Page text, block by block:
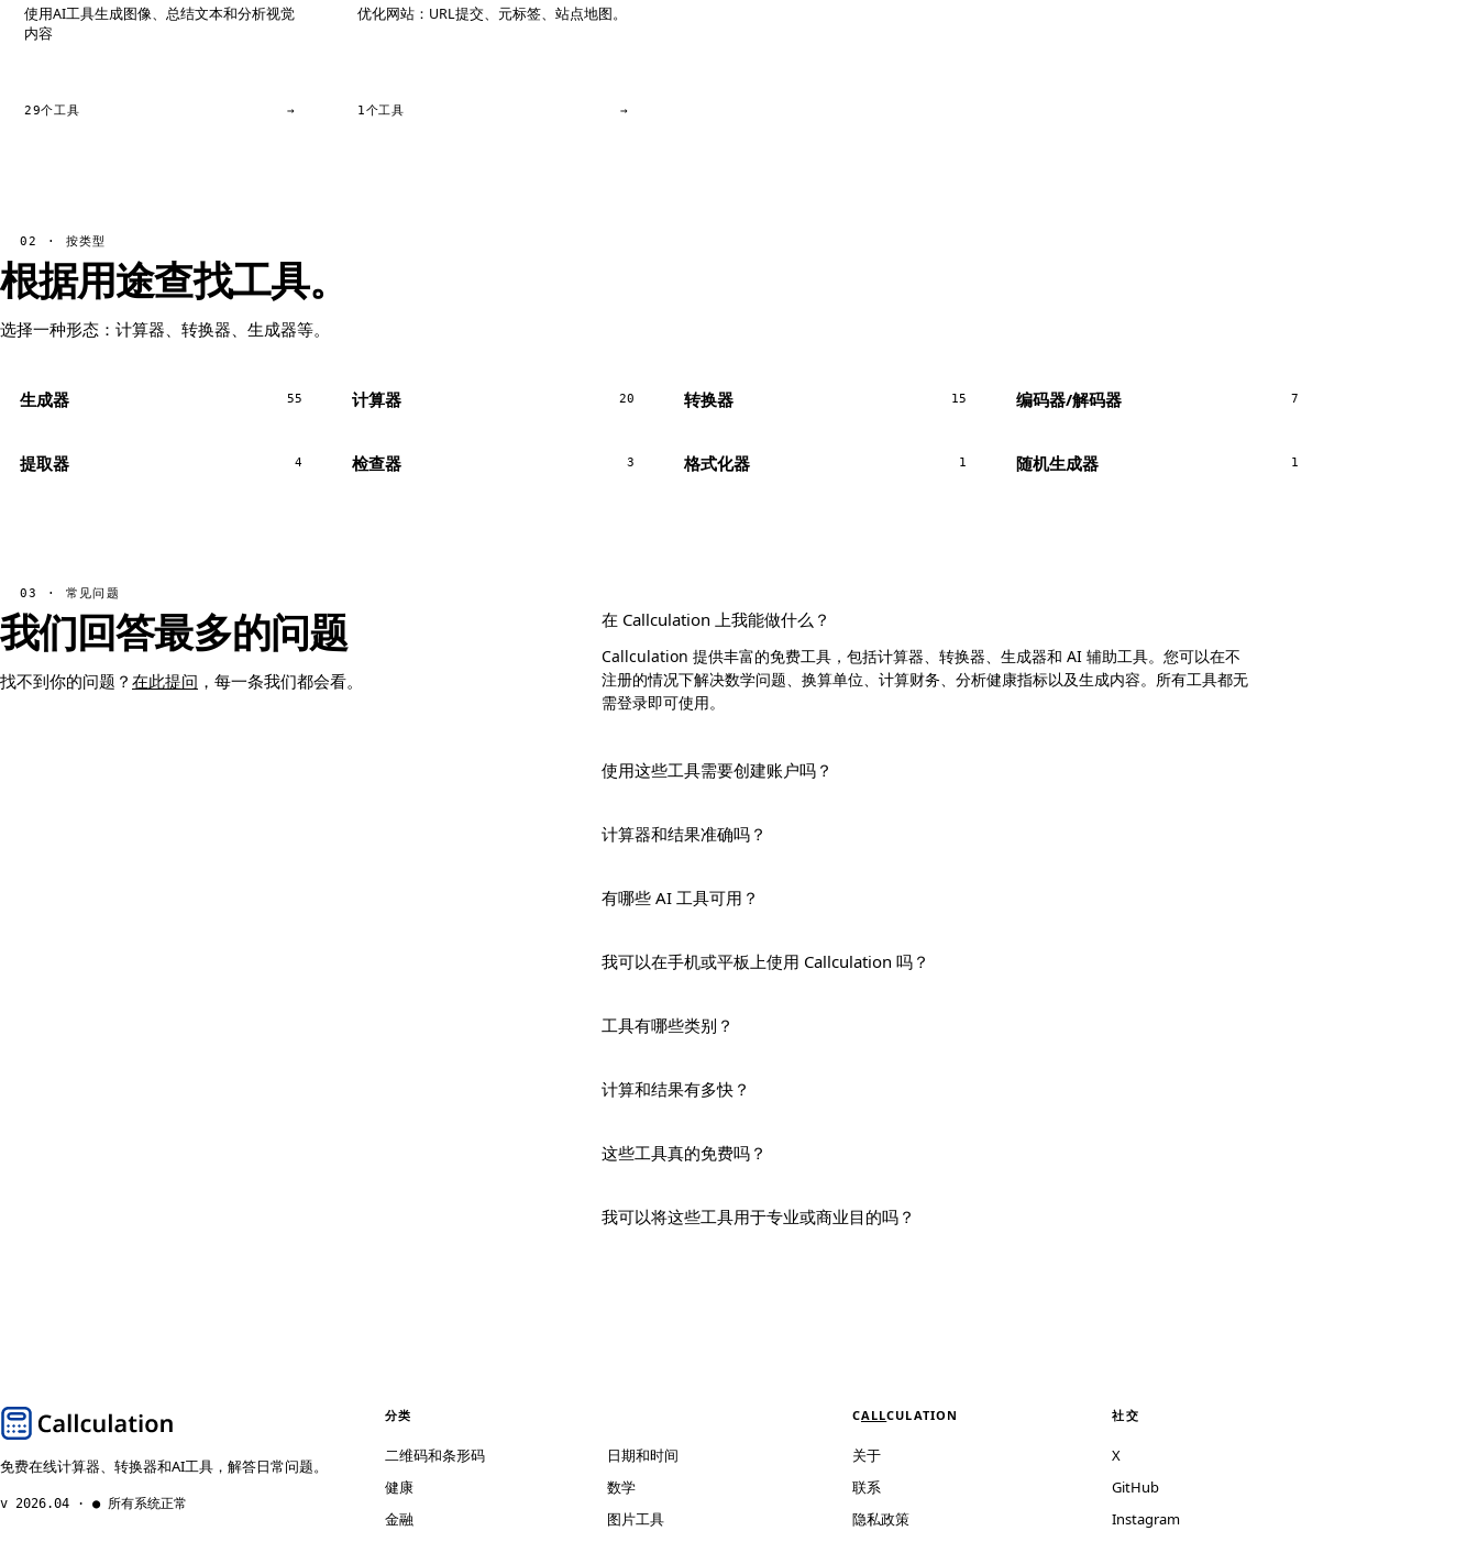
使用AI工具生成图像、总结文本和分析视觉
内容
29个工具 →
优化网站：URL提交、元标签、站点地图。
1个工具 →
02 · 按类型
根据用途查找工具。
选择一种形态：计算器、转换器、生成器等。
生成器 55 计算器 20 转换器 15 编码器/解码器 7
提取器 4 检查器 3 格式化器 1 随机生成器 1
03 · 常见问题
我们回答最多的问题
找不到你的问题？ 在此提问 ，每一条我们都会看。
在 Callculation 上我能做什么？
Callculation 提供丰富的免费工具，包括计算器、转换器、生成器和 AI 辅助工具。您可以在不
注册的情况下解决数学问题、换算单位、计算财务、分析健康指标以及生成内容。所有工具都无
需登录即可使用。
使用这些工具需要创建账户吗？
计算器和结果准确吗？
有哪些 AI 工具可用？
我可以在手机或平板上使用 Callculation 吗？
工具有哪些类别？
计算和结果有多快？
这些工具真的免费吗？
我可以将这些工具用于专业或商业目的吗？
免费在线计算器、转换器和AI工具，解答日常问题。
v 2026.04 · ● 所有系统正常
分类
二维码和条形码
健康
金融
日期和时间
数学
图片工具
CALLCULATION
关于
联系
隐私政策
社交
X
GitHub
Instagram